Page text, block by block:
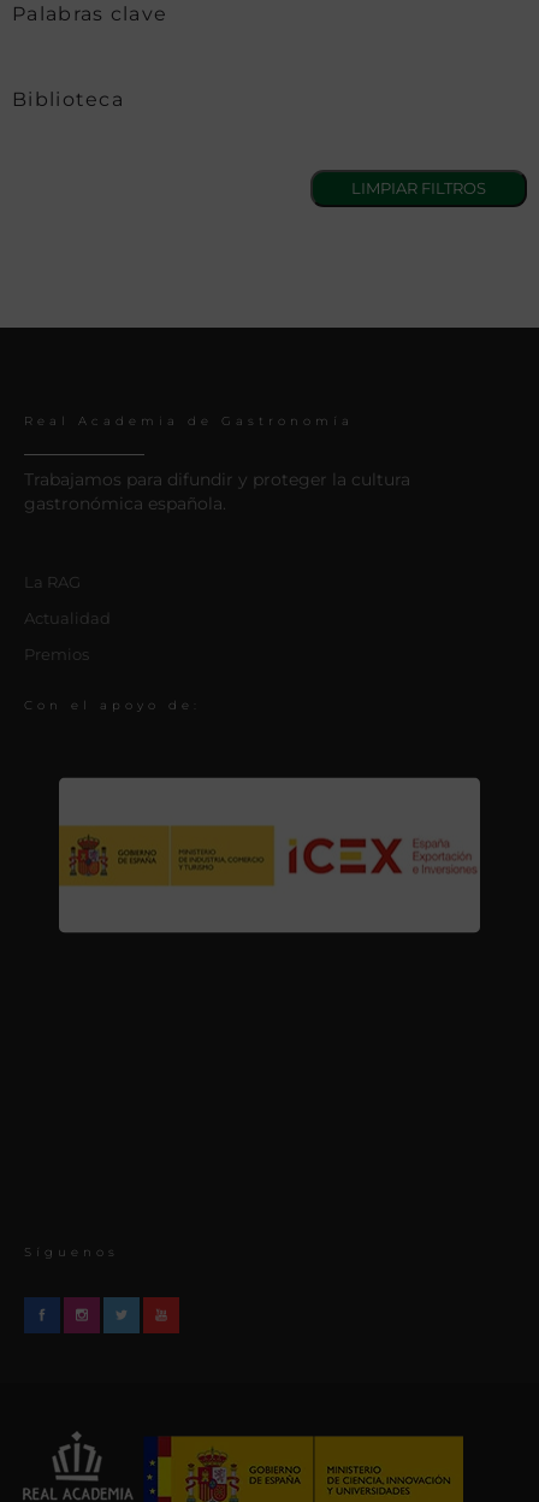
Palabras clave
Biblioteca
Real Academia de Gastronomía
Trabajamos para difundir y proteger la cultura
gastronómica española.
La RAG
Actualidad
Premios
Con el apoyo de:
Síguenos